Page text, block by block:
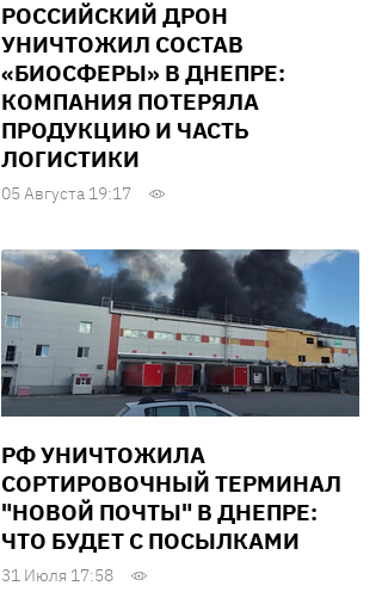
РОССИЙСКИЙ ДРОН
УНИЧТОЖИЛ СОСТАВ
«БИОСФЕРЫ» В ДНЕПРЕ:
КОМПАНИЯ ПОТЕРЯЛА
ПРОДУКЦИЮ И ЧАСТЬ
ЛОГИСТИКИ
05 Августа 19:17
РФ УНИЧТОЖИЛА
СОРТИРОВОЧНЫЙ ТЕРМИНАЛ
"НОВОЙ ПОЧТЫ" В ДНЕПРЕ:
ЧТО БУДЕТ С ПОСЫЛКАМИ
31 Июля 17:58